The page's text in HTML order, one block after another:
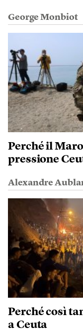
George Monbiot
Perché il
pressione
Alexandre
Perché così
a Ceuta